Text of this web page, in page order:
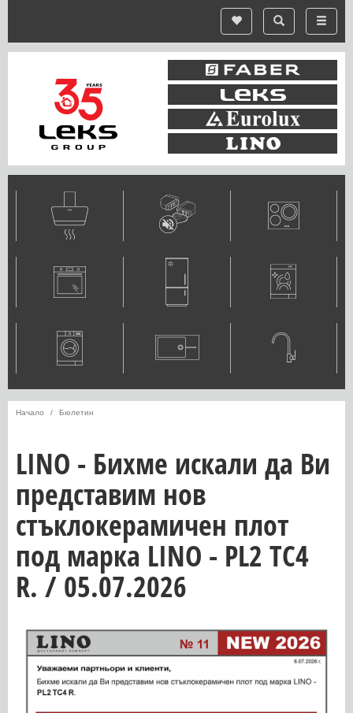
Начало Бюлетин
LINO - Бихме искали да Ви
представим нов
стъклокерамичен плот
под марка LINO - PL2 TC4
R. / 05.07.2026